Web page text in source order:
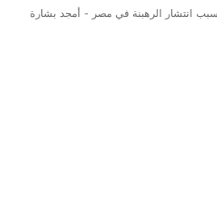
انتشار الرهبنة في مصر - أمجد بشارة